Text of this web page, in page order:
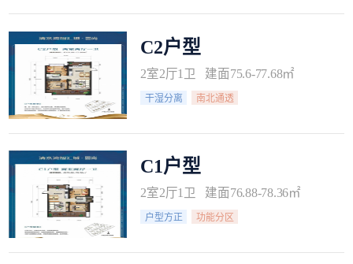
C2户型
2室2厅1卫 建面75.6-77.68㎡
干湿分离 南北通透
C1户型
2室2厅1卫 建面76.88-78.36㎡
户型方正 功能分区